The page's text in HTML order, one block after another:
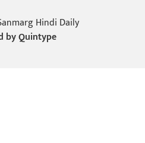
Hindi Daily
byQuintype